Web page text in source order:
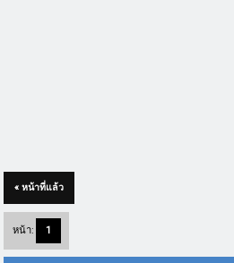
« หน้าที่แล้ว
หน้า: 1